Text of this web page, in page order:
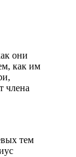
они
как им
члена
тем